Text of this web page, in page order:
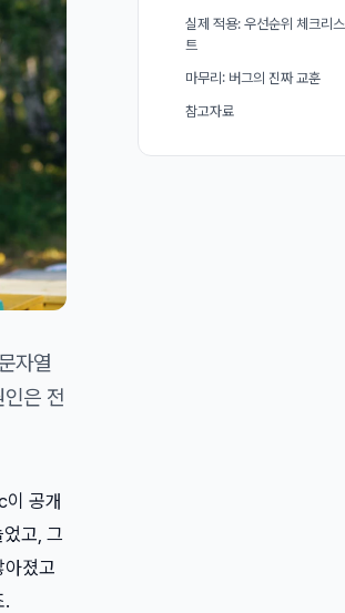
자열
은 전
공개
고, 그
졌고
.
실제 적용: 우선순위 체크리스
트
마무리: 버그의 진짜 교훈
참고자료